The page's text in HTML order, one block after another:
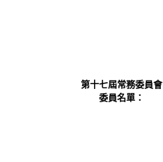
第十七屆常務委員會
委員名單：